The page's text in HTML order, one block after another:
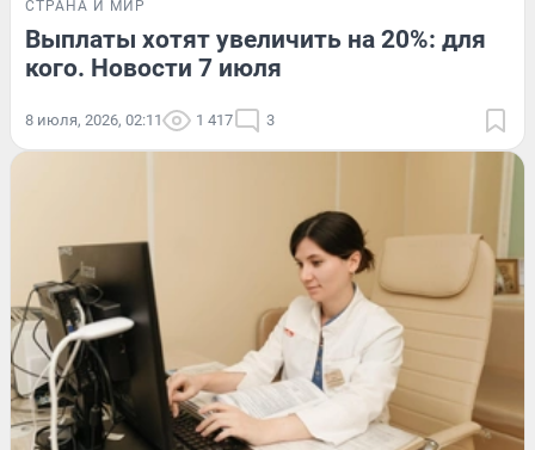
СТРАНА И МИР
Выплаты хотят увеличить на 20%: для
кого. Новости 7 июля
8 июля, 2026, 02:11 1 417 3